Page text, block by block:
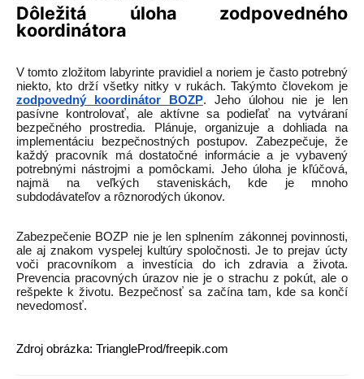
Dôležitá úloha zodpovedného
koordinátora
V tomto zložitom labyrinte pravidiel a noriem je často potrebný
niekto, kto drží všetky nitky v rukách. Takýmto človekom je
zodpovedný koordinátor BOZP. Jeho úlohou nie je len
pasívne kontrolovať, ale aktívne sa podieľať na vytváraní
bezpečného prostredia. Plánuje, organizuje a dohliada na
implementáciu bezpečnostných postupov. Zabezpečuje, že
každý pracovník má dostatočné informácie a je vybavený
potrebnými nástrojmi a pomôckami. Jeho úloha je kľúčová,
najmä na veľkých staveniskách, kde je mnoho
subdodávateľov a rôznorodých úkonov.
Zabezpečenie BOZP nie je len splnením zákonnej povinnosti,
ale aj znakom vyspelej kultúry spoločnosti. Je to prejav úcty
voči pracovníkom a investícia do ich zdravia a života.
Prevencia pracovných úrazov nie je o strachu z pokút, ale o
rešpekte k životu. Bezpečnosť sa začína tam, kde sa končí
nevedomosť.
Zdroj obrázka: TriangleProd/freepik.com